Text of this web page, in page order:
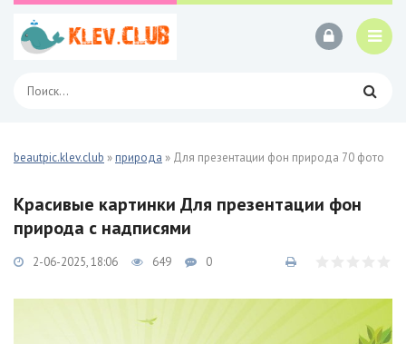
beautpic.klev.club »природа » Для презентации фон природа 70 фото
Красивые картинки Для презентации фон
природа с надписями
2-06-2025, 18:06 649 0